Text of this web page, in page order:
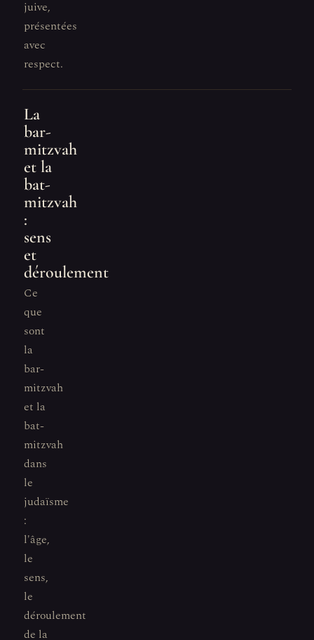
juive,
présentées
avec
respect.
La
bar-
mitzvah
et la
bat-
mitzvah
:
sens
et
déroulement
Ce
que
sont
la
bar-
mitzvah
et la
bat-
mitzvah
dans
le
judaïsme
:
l'âge,
le
sens,
le
déroulement
de la